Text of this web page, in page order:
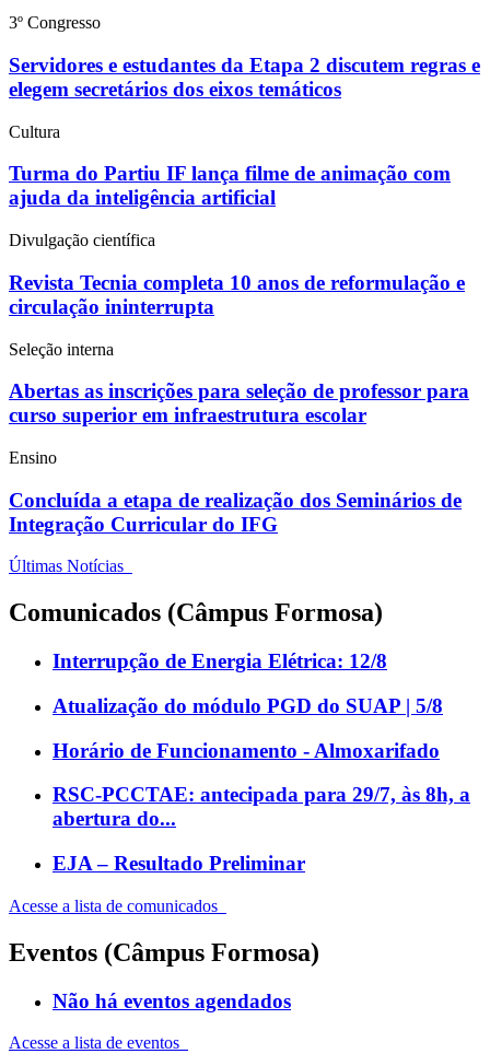
3º Congresso
Servidores e estudantes da Etapa 2 discutem regras e
elegem secretários dos eixos temáticos
Cultura
Turma do Partiu IF lança filme de animação com
ajuda da inteligência artificial
Divulgação científica
Revista Tecnia completa 10 anos de reformulação e
circulação ininterrupta
Seleção interna
Abertas as inscrições para seleção de professor para
curso superior em infraestrutura escolar
Ensino
Concluída a etapa de realização dos Seminários de
Integração Curricular do IFG
Últimas Notícias
Comunicados (Câmpus Formosa)
Interrupção de Energia Elétrica: 12/8
Atualização do módulo PGD do SUAP | 5/8
Horário de Funcionamento - Almoxarifado
RSC-PCCTAE: antecipada para 29/7, às 8h, a
abertura do...
EJA – Resultado Preliminar
Acesse a lista de comunicados
Eventos (Câmpus Formosa)
Não há eventos agendados
Acesse a lista de eventos